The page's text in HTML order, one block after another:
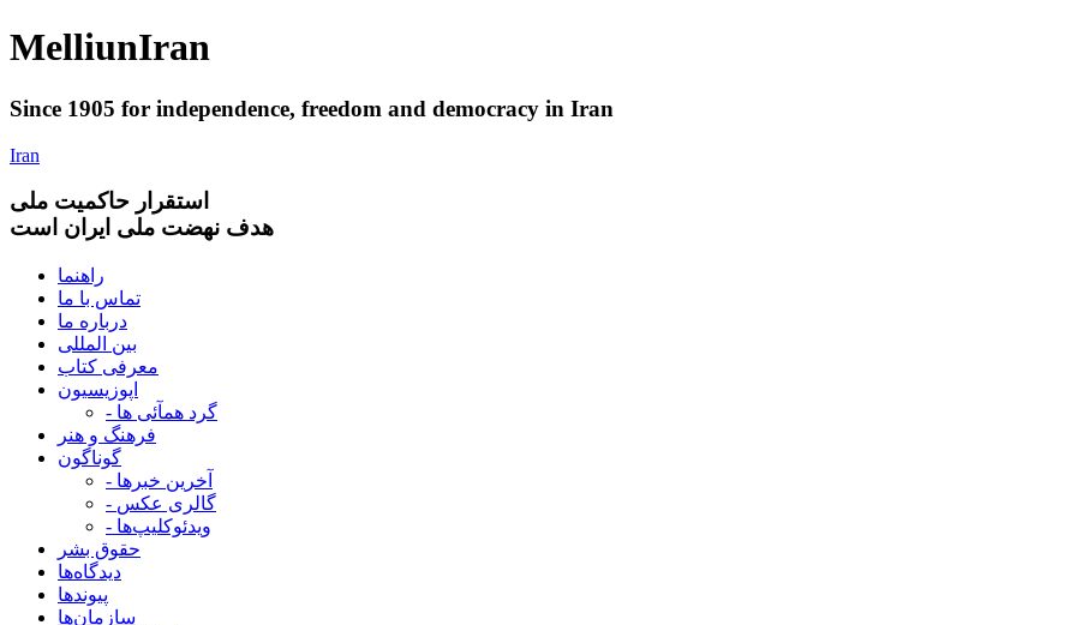
MelliunIran
Since 1905 for independence, freedom and democracy in Iran
Iran
استقرار حاکميت ملی
هدف نهضت ملی ایران است
راهنما
تماس با ما
درباره ما
بین المللی
معرفی کتاب
اپوزیسیون
- گرد همآئی ها
فرهنگ و هنر
گوناگون
- آخرین خبرها
- گالری عکس
- ویدئوکلیپ‌ها
حقوق بشر
دیدگاه‌ها
پیوندها
سازمان‌ها